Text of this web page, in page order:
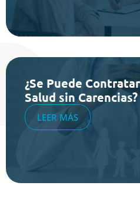
¿Se Puede
Salud sin Carencias?
LEER MÁS